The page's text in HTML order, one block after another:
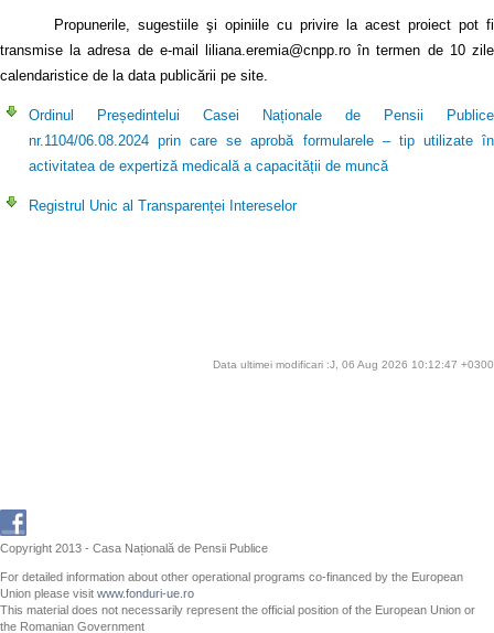
Propunerile, sugestiile şi opiniile cu privire la acest proiect pot fi
transmise la adresa de e-mail liliana.eremia@cnpp.ro în termen de 10 zile
calendaristice de la data publicării pe site.
Ordinul Președintelui Casei Naționale de Pensii Publice
nr.1104/06.08.2024 prin care se aprobă formularele – tip utilizate în
activitatea de expertiză medicală a capacității de muncă
Registrul Unic al Transparenței Intereselor
Data ultimei modificari :J, 06 Aug 2026 10:12:47 +0300
Copyright 2013 - Casa Națională de Pensii Publice
For detailed information about other operational programs co-financed by the European
Union please visit www.fonduri-ue.ro
This material does not necessarily represent the official position of the European Union or
the Romanian Government